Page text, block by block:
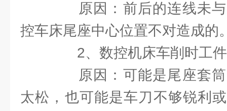
原因：前后的连线未与
控车床尾座中心位置不对造成的
2、数控机床车削时工件
原因：可能是尾座套筒
太松，也可能是车刀不够锐利